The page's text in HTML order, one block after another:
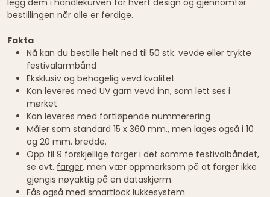
bestillingen når alle er ferdige.
Fakta
Nå kan du bestille helt ned til 50 stk. vevde eller trykte
festivalarmbånd
Eksklusiv og behagelig vevd kvalitet
Kan leveres med UV garn vevd inn, som lett ses i
mørket
Kan leveres med fortløpende nummerering
Måler som standard 15 x 360 mm., men lages også i 10
og 20 mm. bredde.
Opp til 9 forskjellige farger i det samme festivalbåndet,
se evt. farger, men vær oppmerksom på at farger ikke
gjengis nøyaktig på en dataskjerm.
Fås også med smartlock lukkesystem